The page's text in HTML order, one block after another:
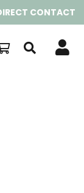
CONTACT